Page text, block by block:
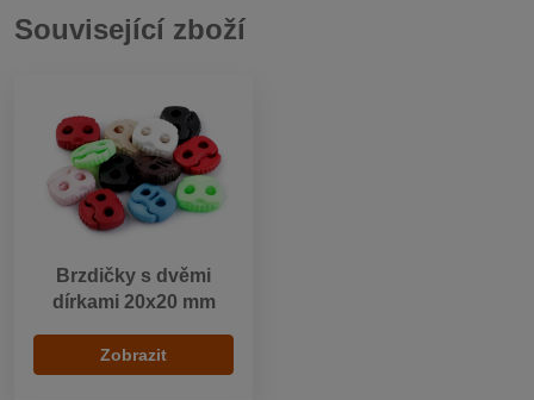
Související zboží
Brzdičky s dvěmi
dírkami 20x20 mm
Zobrazit